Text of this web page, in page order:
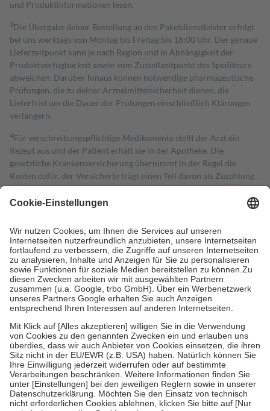
und Produktinformationen lesen.
3Die Übergabe deiner Bestellung an den Paketdienstleister erfolgt
bei uns werktags von Montag bis Freitag bis 18:00 Uhr. Der genaue
Lieferzeitpunkt kann je nach Region und in Abhängigkeit der
Produktverfügbarkeit sowie vom Zustellzeitpunkt des Spediteurs
abweichen. Darüber hinaus können notwendige pharmazeutische
Prüfungen, die zu deiner Arzneimittelsicherheit dienen, die
Lieferfrist um die Dauer der Prüfungen einschließlich Klärungen
verlängern.
4Für verschreibungspflichtige Medikamente stellt der Arzt ein
Rezept aus und der Patient erhält sie in der Apotheke. Die
gesetzliche Krankenversicherung übernimmt in der Regel die
Kosten dafür, der Versicherte trägt einen Teil davon als Zuzahlung
mit.
Grundsätzlich leisten Mitglieder Zuzahlungen in Höhe von zehn
höchstens zehn Euro.
Es sind jedoch nie mehr als die tatsächlichen
Kosten der Leistung zu entrichten.
Diese Regeln gelten grundsätzlich auch für Online-Apotheken.
Bei Heilmitteln und häuslicher Krankenpflege beträgt die
Zuzahlung zehn Prozent der Kosten sowie zehn Euro je
Verordnung.
Um das Engagement der Versicherten für ihre eigene Gesundheit zu
stärken und die besondere Stellung der Familie zu unterstützen,
fallenkeine Zuzahlungenan bei:
• Kindern und Jugendlichen bis zum vollendeten 18. Lebensjahr
mit Ausnahme der Fahrkosten
• Untersuchungen zur Vorsorge und Früherkennung, die von der
GKV getragen werden
• empfohlenen Schutzimpfungen
• Harn- und Blutteststreifen